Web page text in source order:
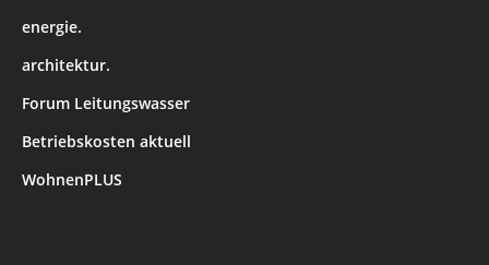
energie.
architektur.
Forum Leitungswasser
Betriebskosten aktuell
WohnenPLUS